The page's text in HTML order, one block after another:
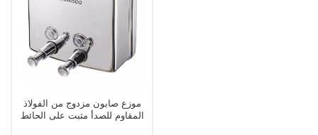
موزع صابون مزدوج من الفولاذ
المقاوم للصدأ مثبت على الحائط